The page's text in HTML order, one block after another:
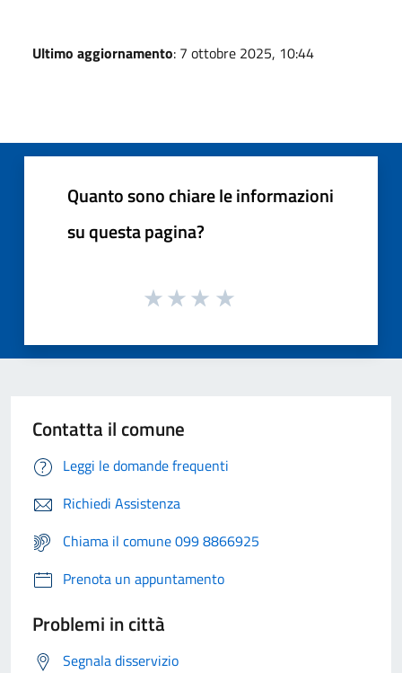
Ultimo aggiornamento: 7 ottobre 2025, 10:44
Quanto sono chiare le informazioni
su questa pagina?
Contatta il comune
Leggi le domande frequenti
Richiedi Assistenza
Chiama il comune 099 8866925
Prenota un appuntamento
Problemi in città
Segnala disservizio